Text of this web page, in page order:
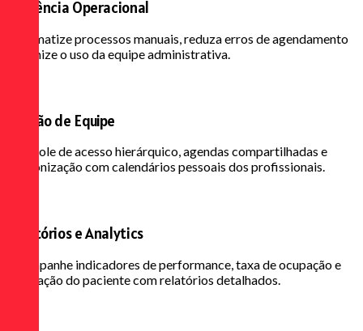
Eficiência Operacional
Automatize processos manuais, reduza erros de agendamento
e otimize o uso da equipe administrativa.
Gestão de Equipe
Controle de acesso hierárquico, agendas compartilhadas e
sincronização com calendários pessoais dos profissionais.
Relatórios e Analytics
Acompanhe indicadores de performance, taxa de ocupação e
satisfação do paciente com relatórios detalhados.